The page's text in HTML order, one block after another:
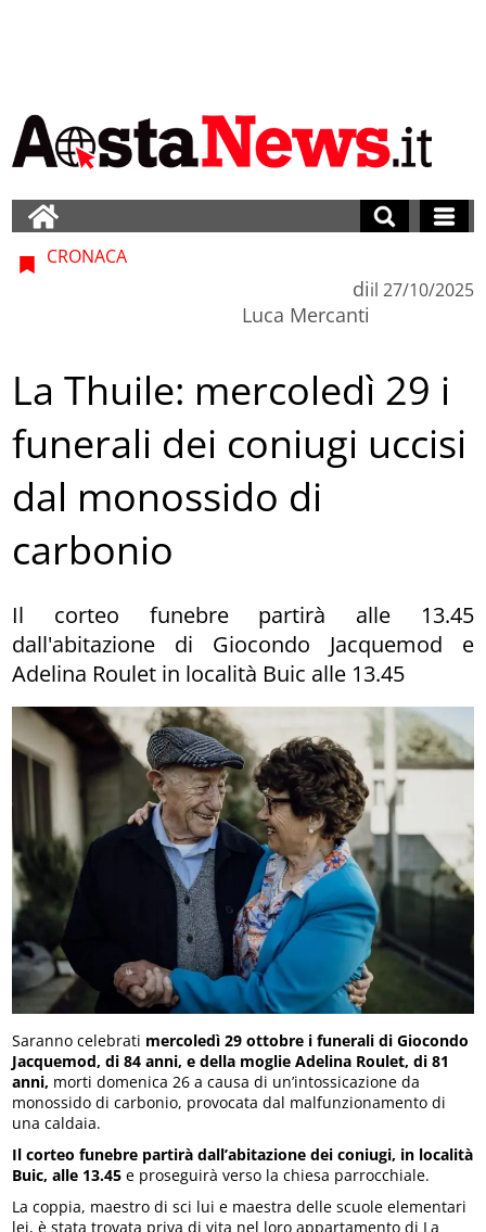
CRONACA
di
Luca Mercanti
il 27/10/2025
La Thuile: mercoledì 29 i
funerali dei coniugi uccisi
dal monossido di
carbonio
Il corteo funebre partirà alle 13.45
dall'abitazione di Giocondo Jacquemod e
Adelina Roulet in località Buic alle 13.45
Saranno celebrati mercoledì 29 ottobre i funerali di Giocondo
Jacquemod, di 84 anni, e della moglie Adelina Roulet, di 81
anni, morti domenica 26 a causa di un’intossicazione da
monossido di carbonio, provocata dal malfunzionamento di
una caldaia.
Il corteo funebre partirà dall’abitazione dei coniugi, in località
Buic, alle 13.45 e proseguirà verso la chiesa parrocchiale.
La coppia, maestro di sci lui e maestra delle scuole elementari
lei, è stata trovata priva di vita nel loro appartamento di La